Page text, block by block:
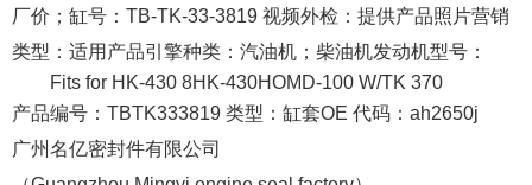
厂价； 缸号： TB-TK-33-3819 视频外检： 提供产品照片营销
类型： 适用产品引擎种类： 汽油机；柴油机发动机型号：
Fits for HK-430 8HK-430HOMD-100 W/TK 370
产品编号： TBTK333819 类型： 缸套OE 代码： ah2650j
广州名亿密封件有限公司